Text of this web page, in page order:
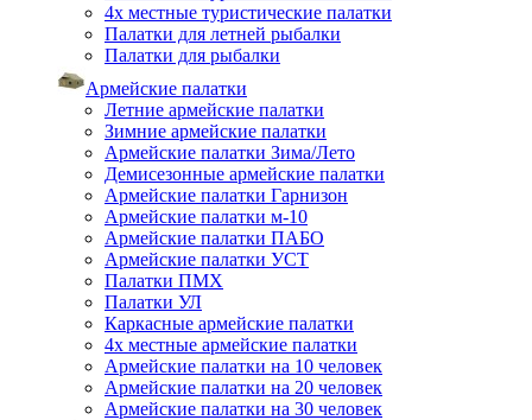
4х местные туристические палатки
Палатки для летней рыбалки
Палатки для рыбалки
Армейские палатки
Летние армейские палатки
Зимние армейские палатки
Армейские палатки Зима/Лето
Демисезонные армейские палатки
Армейские палатки Гарнизон
Армейские палатки м-10
Армейские палатки ПАБО
Армейские палатки УСТ
Палатки ПМХ
Палатки УЛ
Каркасные армейские палатки
4х местные армейские палатки
Армейские палатки на 10 человек
Армейские палатки на 20 человек
Армейские палатки на 30 человек